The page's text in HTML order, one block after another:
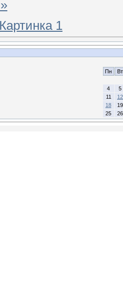
Картинка 1
Пн Вт
4
5
11
12
18
19
25
26